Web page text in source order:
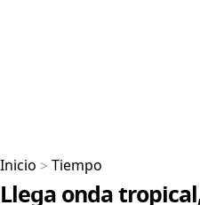
Inicio > Tiempo
Llega onda